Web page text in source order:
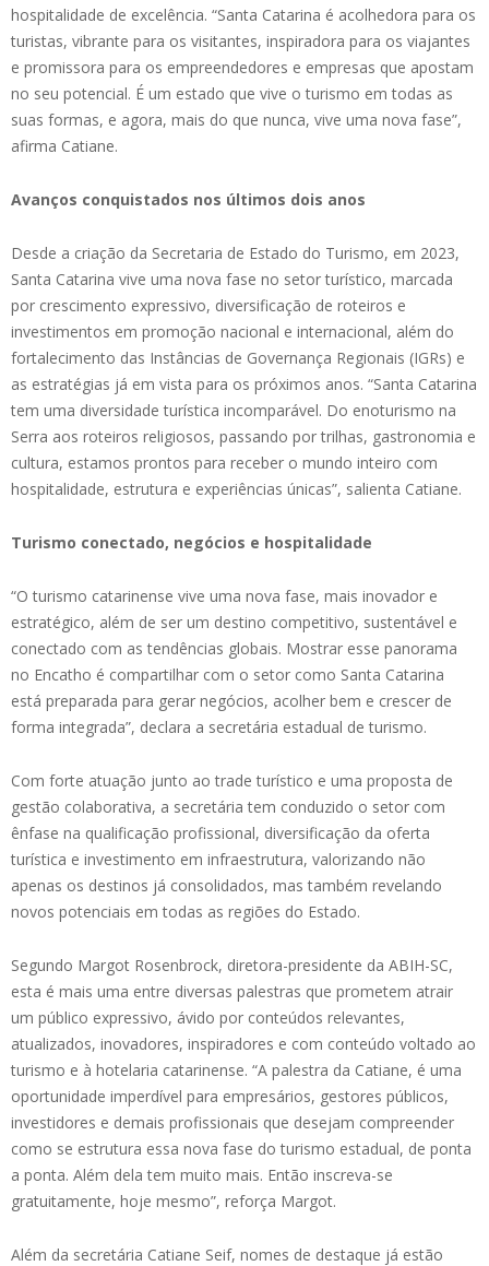
hospitalidade de excelência. “Santa Catarina é acolhedora para os
turistas, vibrante para os visitantes, inspiradora para os viajantes
e promissora para os empreendedores e empresas que apostam
no seu potencial. É um estado que vive o turismo em todas as
suas formas, e agora, mais do que nunca, vive uma nova fase”,
afirma Catiane.
Avanços conquistados nos últimos dois anos
Desde a criação da Secretaria de Estado do Turismo, em 2023,
Santa Catarina vive uma nova fase no setor turístico, marcada
por crescimento expressivo, diversificação de roteiros e
investimentos em promoção nacional e internacional, além do
fortalecimento das Instâncias de Governança Regionais (IGRs) e
as estratégias já em vista para os próximos anos. “Santa Catarina
tem uma diversidade turística incomparável. Do enoturismo na
Serra aos roteiros religiosos, passando por trilhas, gastronomia e
cultura, estamos prontos para receber o mundo inteiro com
hospitalidade, estrutura e experiências únicas”, salienta Catiane.
Turismo conectado, negócios e hospitalidade
“O turismo catarinense vive uma nova fase, mais inovador e
estratégico, além de ser um destino competitivo, sustentável e
conectado com as tendências globais. Mostrar esse panorama
no Encatho é compartilhar com o setor como Santa Catarina
está preparada para gerar negócios, acolher bem e crescer de
forma integrada”, declara a secretária estadual de turismo.
Com forte atuação junto ao trade turístico e uma proposta de
gestão colaborativa, a secretária tem conduzido o setor com
ênfase na qualificação profissional, diversificação da oferta
turística e investimento em infraestrutura, valorizando não
apenas os destinos já consolidados, mas também revelando
novos potenciais em todas as regiões do Estado.
Segundo Margot Rosenbrock, diretora-presidente da ABIH-SC,
esta é mais uma entre diversas palestras que prometem atrair
um público expressivo, ávido por conteúdos relevantes,
atualizados, inovadores, inspiradores e com conteúdo voltado ao
turismo e à hotelaria catarinense. “A palestra da Catiane, é uma
oportunidade imperdível para empresários, gestores públicos,
investidores e demais profissionais que desejam compreender
como se estrutura essa nova fase do turismo estadual, de ponta
a ponta. Além dela tem muito mais. Então inscreva-se
gratuitamente, hoje mesmo”, reforça Margot.
Além da secretária Catiane Seif, nomes de destaque já estão